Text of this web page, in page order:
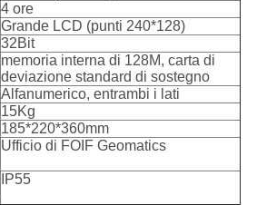
4 ore
Grande LCD (punti 240*128)
32Bit
memoria interna di 128M, carta di
deviazione standard di sostegno
Alfanumerico, entrambi i lati
15Kg
185*220*360mm
Ufficio di FOIF Geomatics
IP55